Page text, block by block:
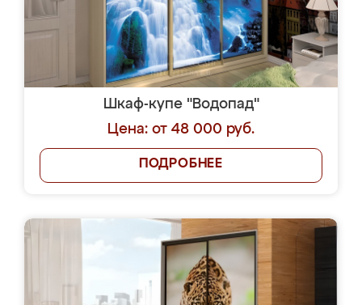
Шкаф-купе "Водопад"
Цена: от 48 000 руб.
ПОДРОБНЕЕ